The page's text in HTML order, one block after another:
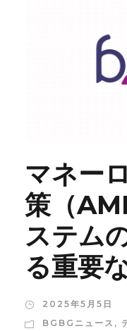
マネー
策（
ステム
る重要
2025年5月5日
BGBGニュース ,